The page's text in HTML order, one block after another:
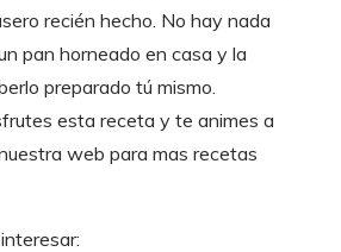
recién hecho. No hay nada
pan horneado en casa y la
preparado tú mismo.
esta receta y te animes a
web para mas recetas